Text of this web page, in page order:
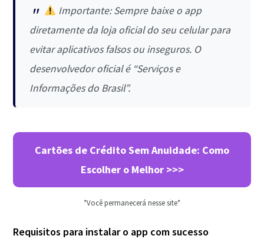
Importante: Sempre baixe o app
diretamente da loja oficial do seu celular para
evitar aplicativos falsos ou inseguros. O
desenvolvedor oficial é “Serviços e
Informações do Brasil”.
Cartões de Crédito Sem Anuidade: Como
Escolher o Melhor >>>
*Você permanecerá nesse site*
Requisitos para instalar o app com sucesso